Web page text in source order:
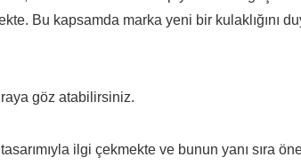
Bu kapsamda marka yeni bir kulaklığını
göz atabilirsiniz.
ilgi çekmekte ve bunun yanı sıra